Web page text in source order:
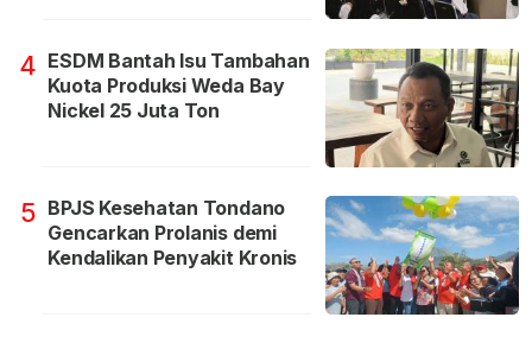
4 ESDM Bantah Isu Tambahan
Kuota Produksi Weda Bay
Nickel 25 Juta Ton
5 BPJS Kesehatan Tondano
Gencarkan Prolanis demi
Kendalikan Penyakit Kronis